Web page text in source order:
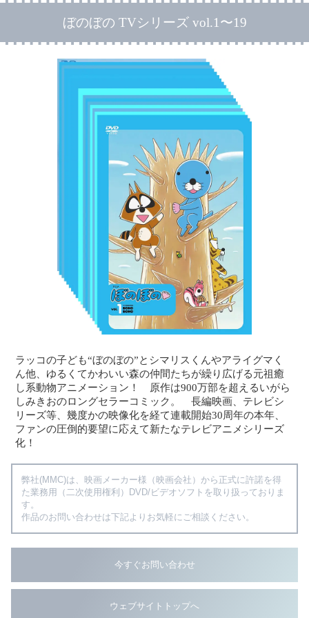
ぼのぼの TVシリーズ vol.1〜19
ラッコの子ども“ぼのぼの”とシマリスくんやアライグマく
ん他、ゆるくてかわいい森の仲間たちが繰り広げる元祖癒
し系動物アニメーション！ 原作は900万部を超えるいがら
しみきおのロングセラーコミック。 長編映画、テレビシ
リーズ等、幾度かの映像化を経て連載開始30周年の本年、
ファンの圧倒的要望に応えて新たなテレビアニメシリーズ
化！
弊社(MMC)は、映画メーカー様（映画会社）から正式に許諾を得
た業務用（二次使用権利）DVD/ビデオソフトを取り扱っておりま
す。
作品のお問い合わせは下記よりお気軽にご相談ください。
今すぐお問い合わせ
ウェブサイトトップへ